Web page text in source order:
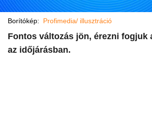
Borítókép: Profimedia/ illusztráció
Fontos változás jön, érezni fogjuk
az időjárásban.